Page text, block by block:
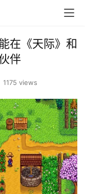
在《天际》和
伴
1175 views